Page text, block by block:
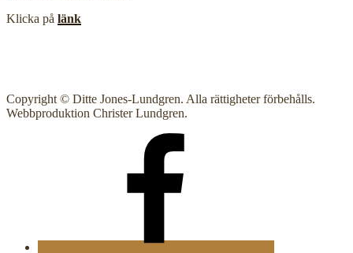
Klicka på länk
Copyright © Ditte Jones-Lundgren. Alla rättigheter förbehålls.
Webbproduktion Christer Lundgren.